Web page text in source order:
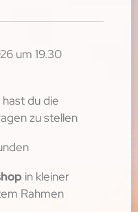
um 19.30
hast du die
zu stellen
in kleiner
Rahmen